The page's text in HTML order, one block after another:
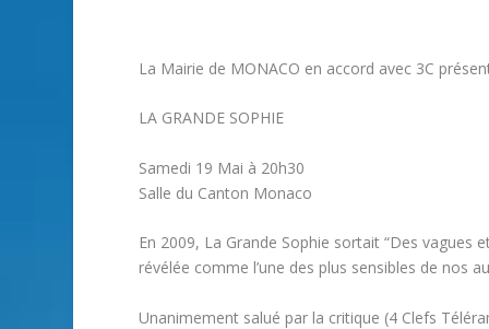
La Mairie de MONACO en accord avec 3C
LA GRANDE SOPHIE
Samedi 19 Mai à 20h30
Salle du Canton Monaco
En 2009, La Grande Sophie sortait “Des vagues
révélée comme l’une des plus sensibles de nos
Unanimement salué par la critique (4 Clefs